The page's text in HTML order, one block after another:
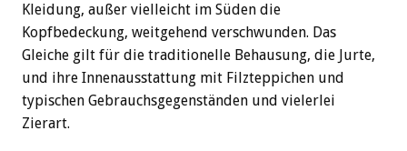
Kleidung, außer vielleicht im Süden die
Kopfbedeckung, weitgehend verschwunden. Das
Gleiche gilt für die traditionelle Behausung, die Jurte,
und ihre Innenausstattung mit Filzteppichen und
typischen Gebrauchsgegenständen und vielerlei
Zierart.